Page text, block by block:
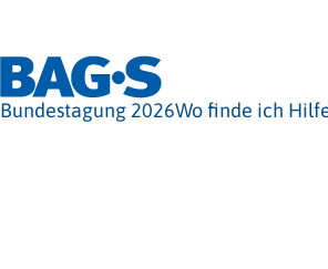
Bundestagung 2026Wo finde ich